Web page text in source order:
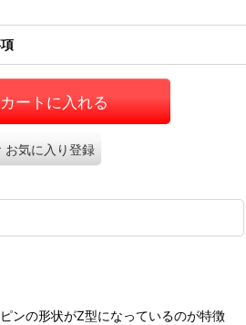
カートに入れる
お気に入り登録
ンの形状がZ型になっているのが特徴